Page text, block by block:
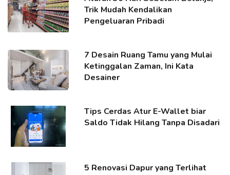
Trik Mudah Kendalikan
Pengeluaran Pribadi
7 Desain Ruang Tamu yang Mulai
Ketinggalan Zaman, Ini Kata
Desainer
Tips Cerdas Atur E-Wallet biar
Saldo Tidak Hilang Tanpa Disadari
5 Renovasi Dapur yang Terlihat